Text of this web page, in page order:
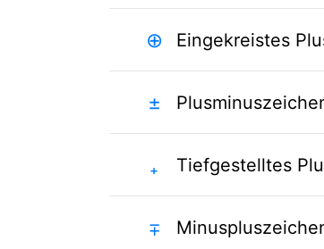
⊕ Eingekreistes
±
₊ Tiefgestelltes
∓